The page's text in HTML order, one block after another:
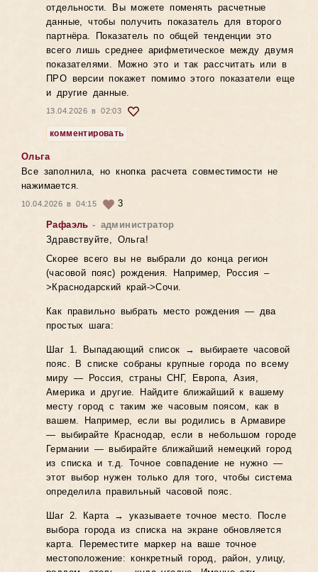
отдельности. Вы можете поменять расчетные
данные, чтобы получить показатель для второго
партнёра. Показатель по общей тенденции это
всего лишь среднее арифметическое между двумя
показателями. Можно это и так рассчитать или в
ПРО версии покажет помимо этого показатели еще
и другие данные.
13.04.2026 в 02:03
комментировать
Ольга
Все заполнила, но кнопка расчета совместимости не
нажимается.
10.04.2026 в 04:15
3
Рафаэль - администратор
Здравствуйте, Ольга!
Скорее всего вы не выбрали до конца регион
(часовой пояс) рождения. Например, Россия –
>Краснодарский край->Сочи.
Как правильно выбрать место рождения — два
простых шага:
Шаг 1. Выпадающий список → выбираете часовой
пояс. В списке собраны крупные города по всему
миру — Россия, страны СНГ, Европа, Азия,
Америка и другие. Найдите ближайший к вашему
месту город с таким же часовым поясом, как в
вашем. Например, если вы родились в Армавире
— выбирайте Краснодар, если в небольшом городе
Германии — выбирайте ближайший немецкий город
из списка и т.д. Точное совпадение не нужно —
этот выбор нужен только для того, чтобы система
определила правильный часовой пояс.
Шаг 2. Карта → указываете точное место. После
выбора города из списка на экране обновляется
карта. Переместите маркер на ваше точное
местоположение: конкретный город, район, улицу,